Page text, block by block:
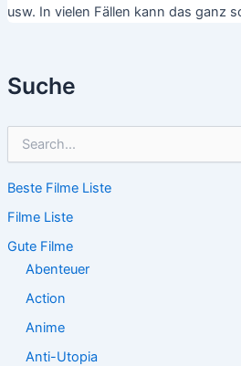
Suche
h
n
n
Beste Filme Liste
Filme Liste
Gute Filme
Abenteuer
Action
Anime
Anti-Utopia
usw. In vielen Fällen kann das ganz